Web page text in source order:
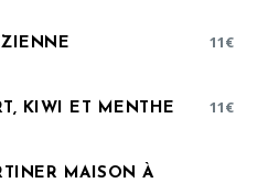
11€
KIWI ET MENTHE 11€
MAISON À